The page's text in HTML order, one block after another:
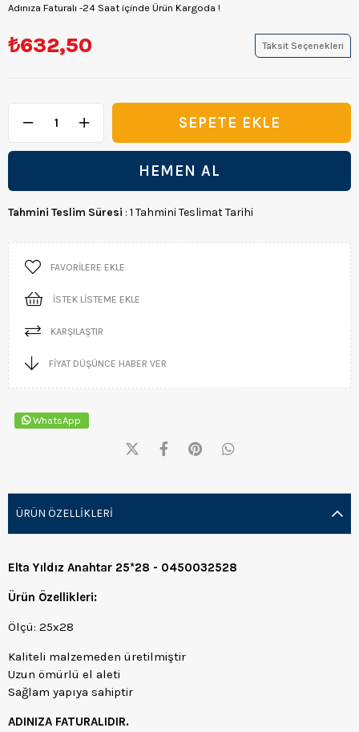
Adınıza Faturalı -24 Saat içinde Ürün Kargoda !
₺632,50 Taksit Seçenekleri
Tahmini Teslim Süresi : 1 Tahmini Teslimat Tarihi
FAVORILERE EKLE
İSTEK LISTEME EKLE
KARŞILAŞTIR
FIYAT DÜŞÜNCE HABER VER
WhatsApp
ÜRÜN ÖZELLIKLERI
Elta Yıldız Anahtar 25*28 - 0450032528
Ürün Özellikleri:
Ölçü: 25x28
Kaliteli malzemeden üretilmiştir
Uzun ömürlü el aleti
Sağlam yapıya sahiptir
ADINIZA FATURALIDIR.